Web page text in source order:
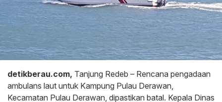
detikberau.com, Tanjung Redeb – Rencana pengadaan
ambulans laut untuk Kampung Pulau Derawan,
Kecamatan Pulau Derawan, dipastikan batal. Kepala Dinas